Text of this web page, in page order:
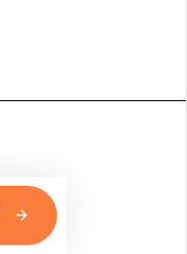
arrow_forward